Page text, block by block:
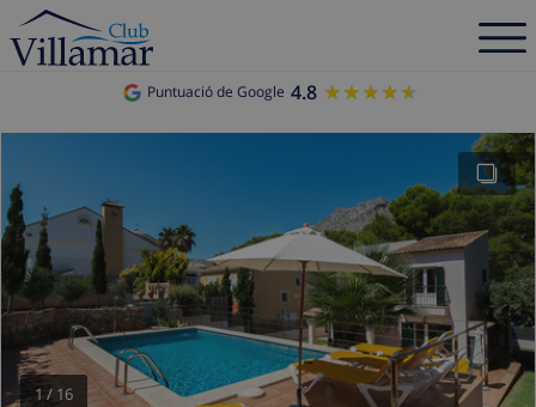
Puntuació de Google 4.8 ★★★★★
★★★★★
1/ 16